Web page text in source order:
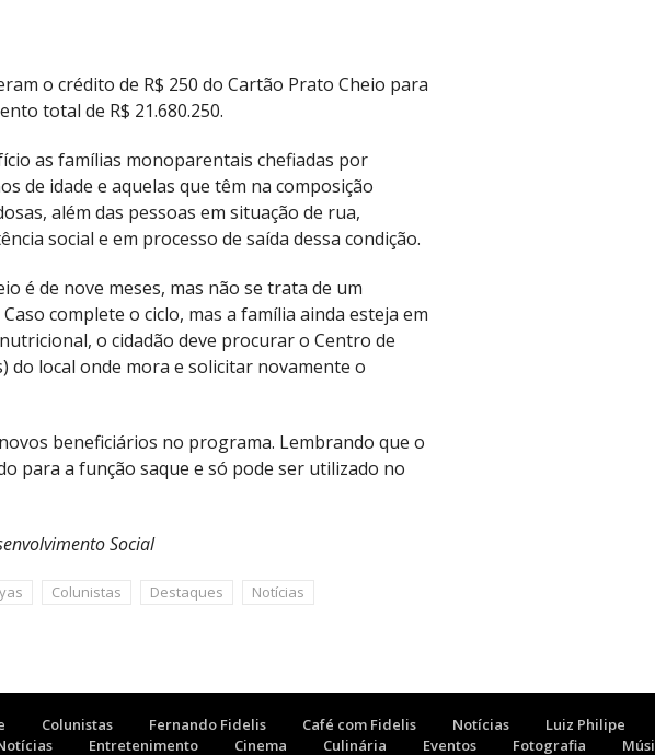
o crédito de R$ 250 do Cartão Prato Cheio para
total de R$ 21.680.250.
as famílias monoparentais chefiadas por
de idade e aquelas que têm na composição
além das pessoas em situação de rua,
social e em processo de saída dessa condição.
é de nove meses, mas não se trata de um
complete o ciclo, mas a família ainda esteja em
o cidadão deve procurar o Centro de
do local onde mora e solicitar novamente o
beneficiários no programa. Lembrando que o
para a função saque e só pode ser utilizado no
Social
Colunistas Destaques Notícias
Colunistas Fernando Fidelis Café com Fidelis Notícias Luiz Philipe
Entretenimento Cinema Culinária Eventos Fotografia